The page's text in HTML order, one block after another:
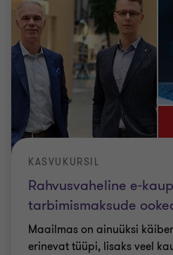
Rahvusvaheline e-
tarbimismaksude
KASVUKURSIL
Maailmas on ainuüksi
erinevat tüüpi, lisaks veel